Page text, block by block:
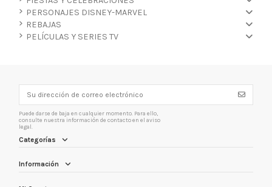
PERSONAJES DISNEY-MARVEL
REBAJAS
PELÍCULAS Y SERIES TV
Puede darse de baja en cualquier momento. Para ello,
consulte nuestra información de contacto en el aviso
legal.
Categorías
Información